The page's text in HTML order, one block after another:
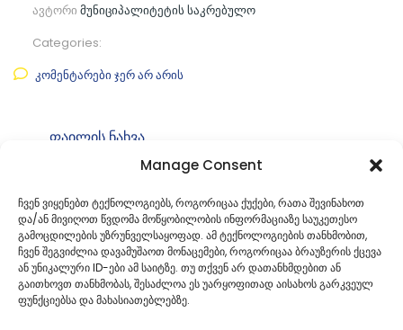
Manage Consent
ჩვენ ვიყენებთ ტექნოლოგიებს, როგორიცაა ქუქები, რათა შევინახოთ
და/ან მივიღოთ წვდომა მოწყობილობის ინფორმაციაზე საუკეთესო
გამოცდილების უზრუნველსაყოფად. ამ ტექნოლოგიების თანხმობით,
ჩვენ შეგვიძლია დავამუშაოთ მონაცემები, როგორიცაა ბრაუზერის ქცევა
ან უნიკალური ID-ები ამ საიტზე. თუ თქვენ არ დათანხმდებით ან
გაითხოვთ თანხმობას, შესაძლოა ეს უარყოფითად აისახოს გარკვეულ
ფუნქციებსა და მახასიათებლებზე.
ავტორი მუნიციპალიტეტის საკრებულო
Categories:
კომენტარები ჯერ არ არის
ფაილის ნახვა
კატეგორიასაკრებულოს განკარგულებები
ID:გ-49. 49253039